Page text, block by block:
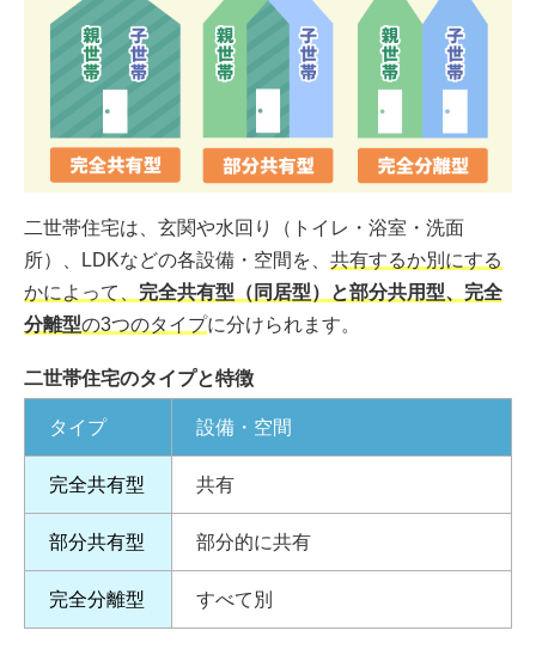
二世帯住宅は、玄関や水回り（トイレ・浴室・洗面
所）、LDKなどの各設備・空間を、 共有するか別にする
かによって、 完全共有型（同居型）と部分共用型、完全
分離型の3つのタイプに分けられます。
二世帯住宅のタイプと特徴
タイプ 設備・空間
完全共有型 共有
部分共有型 部分的に共有
完全分離型 すべて別